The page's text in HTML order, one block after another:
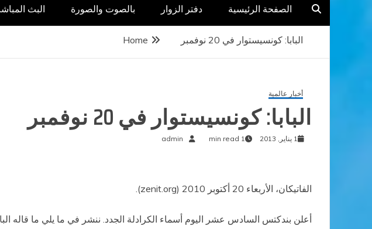
الصفحة الرئيسية دفتر الزوار بالصوت والصورة البث
Home البابا: كونسيستوار في 20 نوفمبر
أخبار عالمية
البابا: كونسيستوار في 20 نوفمبر
1 يناير, 2013 1 min read
admin
الفاتيكان، الأربعاء 20 أكتوبر 2010 (zenit.org).
أعلن بندكتس السادس عشر اليوم أسماء الكرادلة الجدد. ننشر في ما يلي ما قاله